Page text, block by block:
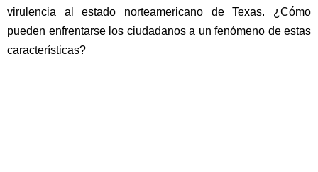
virulencia al estado norteamericano de Texas. ¿Cómo
pueden enfrentarse los ciudadanos a un fenómeno de estas
características?